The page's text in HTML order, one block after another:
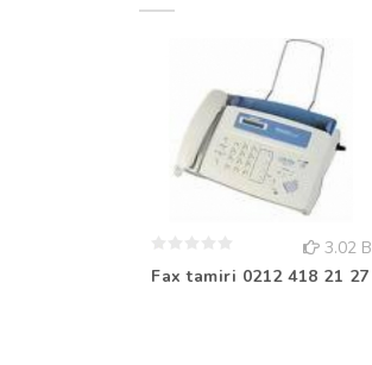
3.02 B
Fax tamiri 0212 418 21 27